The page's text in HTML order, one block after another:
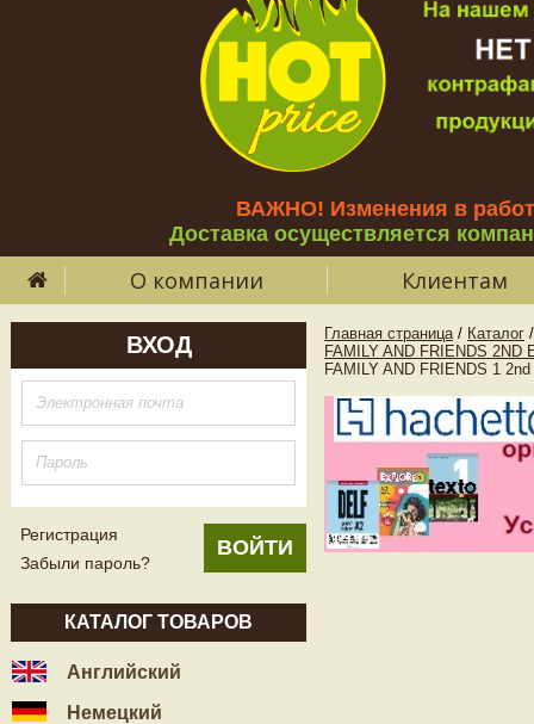
ВАЖНО! Изменения в
Доставка осуществляется
О компании Клиентам
ВХОД
Регистрация
Забыли пароль?
КАТАЛОГ ТОВАРОВ
Английский
Немецкий
Главная страница / Каталог /
FAMILY AND FRIENDS
FAMILY AND FRIENDS 1